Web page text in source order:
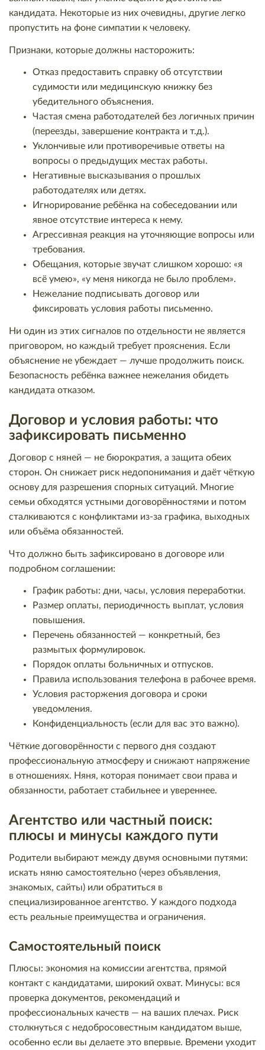
кандидата. Некоторые из них очевидны, другие легко
пропустить на фоне симпатии к человеку.
Признаки, которые должны насторожить:
Отказ предоставить справку об отсутствии
судимости или медицинскую книжку без
убедительного объяснения.
Частая смена работодателей без логичных причин
(переезды, завершение контракта и т.д.).
Уклончивые или противоречивые ответы на
вопросы о предыдущих местах работы.
Негативные высказывания о прошлых
работодателях или детях.
Игнорирование ребёнка на собеседовании или
явное отсутствие интереса к нему.
Агрессивная реакция на уточняющие вопросы или
требования.
Обещания, которые звучат слишком хорошо: «я
всё умею», «у меня никогда не было проблем».
Нежелание подписывать договор или
фиксировать условия работы письменно.
Ни один из этих сигналов по отдельности не является
приговором, но каждый требует прояснения. Если
объяснение не убеждает — лучше продолжить поиск.
Безопасность ребёнка важнее нежелания обидеть
кандидата отказом.
Договор и условия работы: что
зафиксировать письменно
Договор с няней — не бюрократия, а защита обеих
сторон. Он снижает риск недопонимания и даёт чёткую
основу для разрешения спорных ситуаций. Многие
семьи обходятся устными договорённостями и потом
сталкиваются с конфликтами из-за графика, выходных
или объёма обязанностей.
Что должно быть зафиксировано в договоре или
подробном соглашении:
График работы: дни, часы, условия переработки.
Размер оплаты, периодичность выплат, условия
повышения.
Перечень обязанностей — конкретный, без
размытых формулировок.
Порядок оплаты больничных и отпусков.
Правила использования телефона в рабочее время.
Условия расторжения договора и сроки
уведомления.
Конфиденциальность (если для вас это важно).
Чёткие договорённости с первого дня создают
профессиональную атмосферу и снижают напряжение
в отношениях. Няня, которая понимает свои права и
обязанности, работает стабильнее и увереннее.
Агентство или частный поиск:
плюсы и минусы каждого пути
Родители выбирают между двумя основными путями:
искать няню самостоятельно (через объявления,
знакомых, сайты) или обратиться в
специализированное агентство. У каждого подхода
есть реальные преимущества и ограничения.
Самостоятельный поиск
Плюсы: экономия на комиссии агентства, прямой
контакт с кандидатами, широкий охват. Минусы: вся
проверка документов, рекомендаций и
профессиональных качеств — на ваших плечах. Риск
столкнуться с недобросовестным кандидатом выше,
особенно если вы делаете это впервые. Времени уходит